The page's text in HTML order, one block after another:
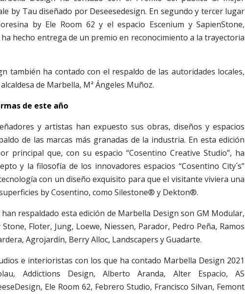
by Tau diseñado por Deseesedesign. En segundo y tercer lugar
by Ele Room 62 y el espacio Escenium y SapienStone,
hecho entrega de un premio en reconocimiento a la trayectoria
también ha contado con el respaldo de las autoridades locales,
de Marbella, Mª Ángeles Muñoz.
de este año
y artistas han expuesto sus obras, diseños y espacios
de las marcas más granadas de la industria. En esta edición
principal que, con su espacio “Cosentino Creative Studio”, ha
y la filosofía de los innovadores espacios “Cosentino City´s”
con un diseño exquisito para que el visitante viviera una
by Cosentino, como Silestone® y Dekton®.
respaldado esta edición de Marbella Design son GM Modular,
Floter, Jung, Loewe, Niessen, Parador, Pedro Peña, Ramos
Agrojardín, Berry Alloc, Landscapers y Guadarte.
e interioristas con los que ha contado Marbella Design 2021
Addictions Design, Alberto Aranda, Alter Espacio, AS
Ele Room 62, Febrero Studio, Francisco Silvan, Femont